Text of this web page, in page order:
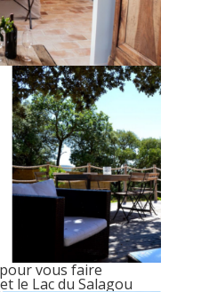
vous faire
le Lac du Salagou